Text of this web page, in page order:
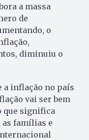
a massa
de
o
diminuiu o
a inflação no país
vai ser bem
que significa
famílias e